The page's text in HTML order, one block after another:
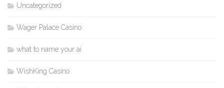
Uncategorized
Wager Palace Casino
what to name your ai
WishKing Casino